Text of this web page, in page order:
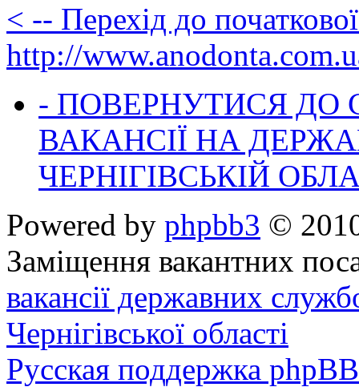
< -- Перехід до
http://
- ПОВЕРНУТИСЯ ДО
ВАКАНСІЇ НА
ЧЕРНІГІВСЬКІЙ
Powered by phpbb3 ©
Заміщення вакантних
вакансії державних
Чернігівської області
Русская поддержка phpBB